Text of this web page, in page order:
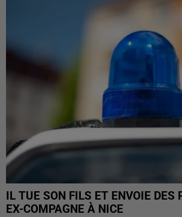
IL TUE SON FILS ET ENVOIE DES
EX-COMPAGNE À NICE